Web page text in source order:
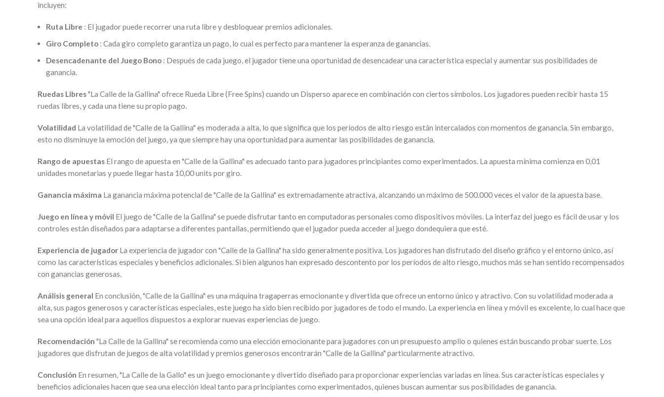
incluyen:
Ruta Libre : El jugador puede recorrer una ruta libre y desbloquear premios adicionales.
Giro Completo : Cada giro completo garantiza un pago, lo cual es perfecto para mantener la esperanza de ganancias.
Desencadenante del Juego Bono : Después de cada juego, el jugador tiene una oportunidad de desencadear una característica especial y aumentar sus posibilidades de
ganancia.
Ruedas Libres"La Calle de la Gallina" ofrece Rueda Libre (Free Spins) cuando un Disperso aparece en combinación con ciertos símbolos. Los jugadores pueden recibir hasta 15
ruedas libres, y cada una tiene su propio pago.
Volatilidad La volatilidad de "Calle de la Gallina" es moderada a alta, lo que significa que los períodos de alto riesgo están intercalados con momentos de ganancia. Sin embargo,
esto no disminuye la emoción del juego, ya que siempre hay una oportunidad para aumentar las posibilidades de ganancia.
Rango de apuestas El rango de apuesta en "Calle de la Gallina" es adecuado tanto para jugadores principiantes como experimentados. La apuesta mínima comienza en 0,01
unidades monetarias y puede llegar hasta 10,00 units por giro.
Ganancia máxima La ganancia máxima potencial de "Calle de la Gallina" es extremadamente atractiva, alcanzando un máximo de 500.000 veces el valor de la apuesta base.
Juego en línea y móvil El juego de "Calle de la Gallina" se puede disfrutar tanto en computadoras personales como dispositivos móviles. La interfaz del juego es fácil de usar y los
controles están diseñados para adaptarse a diferentes pantallas, permitiendo que el jugador pueda acceder al juego dondequiera que esté.
Experiencia de jugador La experiencia de jugador con "Calle de la Gallina" ha sido generalmente positiva. Los jugadores han disfrutado del diseño gráfico y el entorno único, así
como las características especiales y beneficios adicionales. Si bien algunos han expresado descontento por los períodos de alto riesgo, muchos más se han sentido recompensados
con ganancias generosas.
Análisis general En conclusión, "Calle de la Gallina" es una máquina tragaperras emocionante y divertida que ofrece un entorno único y atractivo. Con su volatilidad moderada a
alta, sus pagos generosos y características especiales, este juego ha sido bien recibido por jugadores de todo el mundo. La experiencia en línea y móvil es excelente, lo cual hace que
sea una opción ideal para aquellos dispuestos a explorar nuevas experiencias de juego.
Recomendación "La Calle de la Gallina" se recomienda como una elección emocionante para jugadores con un presupuesto amplio o quienes están buscando probar suerte. Los
jugadores que disfrutan de juegos de alta volatilidad y premios generosos encontrarán "Calle de la Gallina" particularmente atractivo.
Conclusión En resumen, "La Calle de la Gallo" es un juego emocionante y divertido diseñado para proporcionar experiencias variadas en línea. Sus características especiales y
beneficios adicionales hacen que sea una elección ideal tanto para principiantes como experimentados, quienes buscan aumentar sus posibilidades de ganancia.